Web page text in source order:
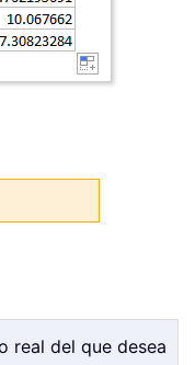
real del que desea